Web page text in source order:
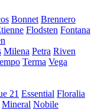
Bonnet Brennero
Flodsten Fontana
Milena Petra Riven
Terma Vega
21 Essential Floralia
Mineral Nobile